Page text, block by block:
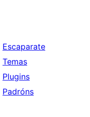
Escaparate
Temas
Plugins
Padróns